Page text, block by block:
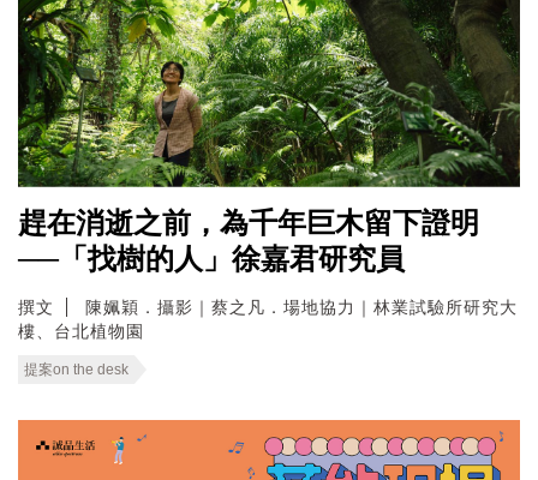
趕在消逝之前，為千年巨木留下證明
──「找樹的人」徐嘉君研究員
撰文
陳姵穎．攝影｜蔡之凡．場地協力｜林業試驗所研究大
樓、台北植物園
提案on the desk